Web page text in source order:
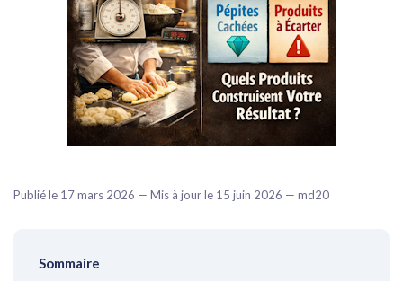
Publié le 17 mars 2026 — Mis à jour le 15 juin 2026 — md20
Sommaire